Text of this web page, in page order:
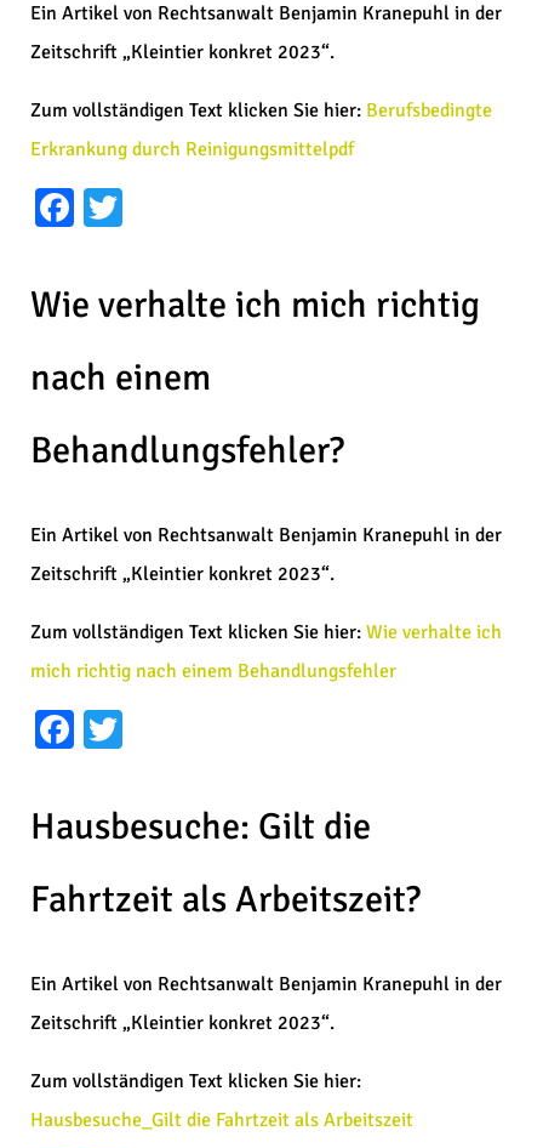
Ein Artikel von Rechtsanwalt Benjamin Kranepuhl in der
Zeitschrift „Kleintier konkret 2023“.
Zum vollständigen Text klicken Sie hier: Berufsbedingte
Erkrankung durch Reinigungsmittelpdf
Facebook
Wie verhalte ich mich richtig
nach einem
Behandlungsfehler?
Ein Artikel von Rechtsanwalt Benjamin Kranepuhl in der
Zeitschrift „Kleintier konkret 2023“.
Zum vollständigen Text klicken Sie hier: Wie verhalte ich
mich richtig nach einem Behandlungsfehler
Facebook
Hausbesuche: Gilt die
Fahrtzeit als Arbeitszeit?
Ein Artikel von Rechtsanwalt Benjamin Kranepuhl in der
Zeitschrift „Kleintier konkret 2023“.
Zum vollständigen Text klicken Sie hier:
Hausbesuche_Gilt die Fahrtzeit als Arbeitszeit